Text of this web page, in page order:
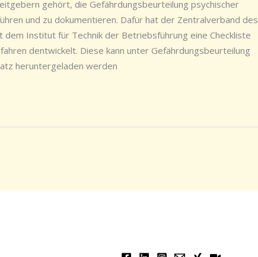
gehört, die Gefährdungsbeurteilung psychischer
und zu dokumentieren. Dafür hat der Zentralverband des
Institut für Technik der Betriebsführung eine Checkliste
dentwickelt. Diese kann unter Gefährdungsbeurteilung
heruntergeladen werden